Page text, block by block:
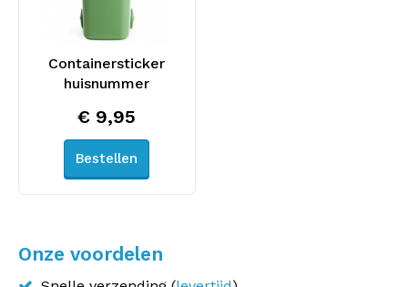
Containersticker
huisnummer
€ 9,95
Bestellen
Onze voordelen